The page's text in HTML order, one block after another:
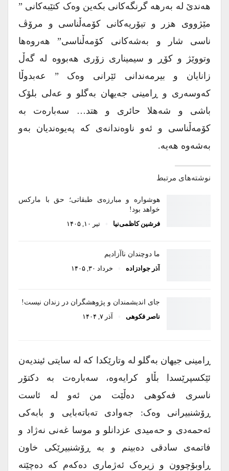
هەندێ لە بەرهە گرنگەکانی بکەین وەک کتێبەکانی ”
مێژووی هزر و تیۆریەکانی کۆمەڵناسی و مرۆڤ
ناسی شار و بەشەکانی کۆمەڵناسی” هەروەها
وتووێژ و کۆڕ و سیمیناری زۆری هەبووە لە گەڵ
زانایان و بیرمەندانی ئێرانی وەک ” عەبدوڵا
کەوسەری و ڕامینی جەیهان بەگلو و عەلی بلۆک
باشی و شەهلا حائری و هتد… سەبارەت بە
کۆمەڵناسی و ئەو ناوەندانەی کە پەیوەندیان بەو
بەشەوە هەیە.
نوشته‌های مرتبط
هوشواره و مبارزه‌ی طبقاتی؛ حق با مارکس
خواهد بود!
فرشین کاظمی‌نیا
تیر ۱۰, ۱۴۰۵
ما دوچندان ناآزادیم
آذر جوادزاده
خرداد ۳۰, ۱۴۰۵
جای اندیشمندان و پژوهشگران در زندان نیست!
ناصر فکوهی
آذر ۷, ۱۴۰۴
ڕامینی جیهان بەگلو لە وتارێکدا کە لە سایتی ئیندیەن
ئێکسپرێسدا بڵاو کرایەوە، سەبارەت بە دکتۆر
ناسری فەکوهی دەڵێت من ئەو لە ئاست
ڕۆشنبیرانی وەک: جەوادی تەباتەبایی و بابەکی
ئەحمەدی و حەمیدی عزدانلو و موسا غەنی نەژاد و
فاتمەی سادقی دەبینم و بە ڕۆشنبیرێکی خاون
ڕاوبۆچوون و زیرەک ئەژماری دەکەم کە دەچێتە